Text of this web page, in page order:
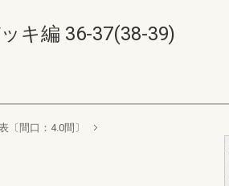
キ編 36-37(38-39)
〔間口：4.0間〕